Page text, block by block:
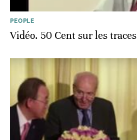
PEOPLE
Vidéo. 50 Cent sur les